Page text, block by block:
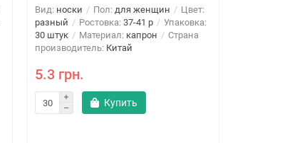
Вид: носки Пол: для женщин
Цвет:
разный
Ростовка: 37-41 р
Упаковка:
30 штук
Материал: капрон
Страна
производитель: Китай
5.3 грн.
Купить